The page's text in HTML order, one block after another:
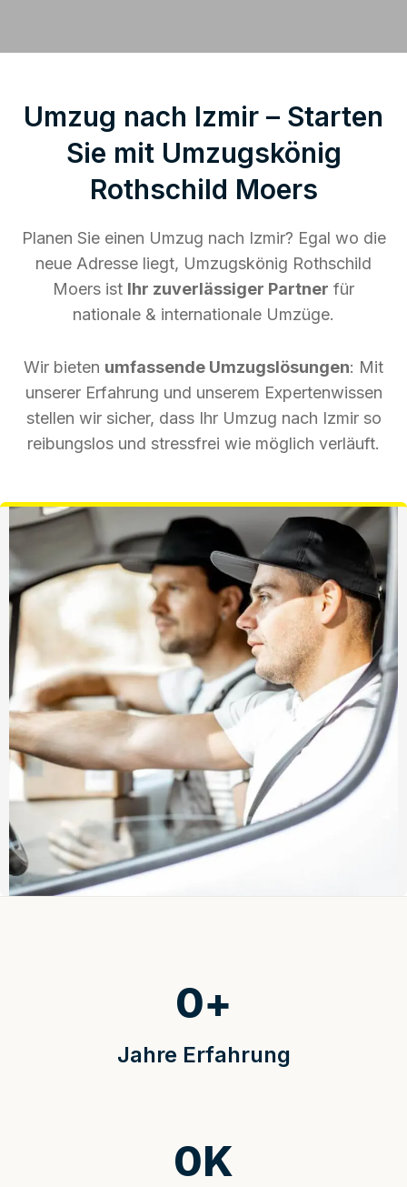
Umzug nach Izmir – Starten
Sie mit Umzugskönig
Rothschild Moers
Planen Sie einen Umzug nach Izmir? Egal wo die
neue Adresse liegt, Umzugskönig Rothschild
Moers ist Ihr zuverlässiger Partner für
nationale & internationale Umzüge.
Wir bieten umfassende Umzugslösungen: Mit
unserer Erfahrung und unserem Expertenwissen
stellen wir sicher, dass Ihr Umzug nach Izmir so
reibungslos und stressfrei wie möglich verläuft.
Jahre Erfahrung
0+
0K